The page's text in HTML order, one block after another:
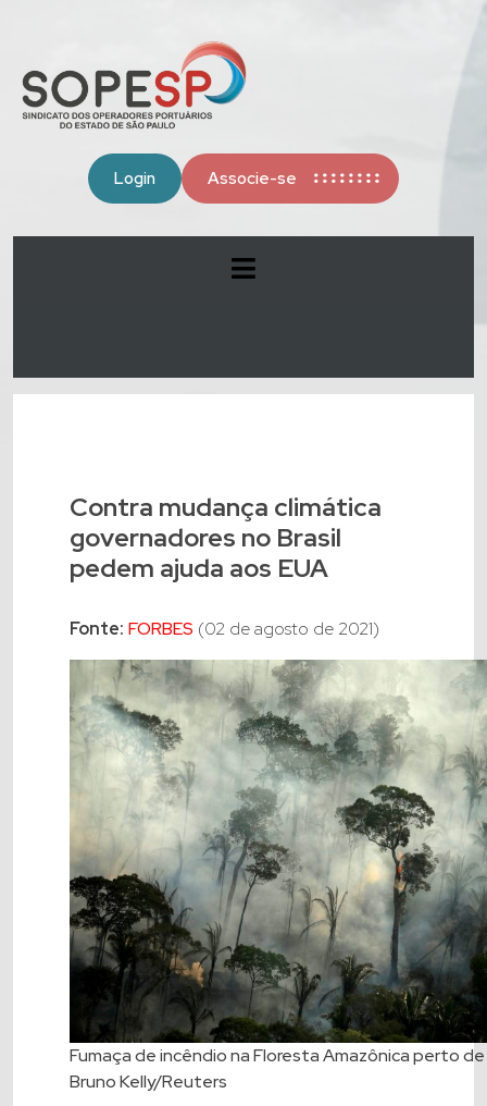
Login Associe-se
Contra mudança climática
governadores no Brasil
pedem ajuda aos EUA
Fonte: FORBES (02 de agosto de 2021)
Fumaça de incêndio na Floresta Amazônica perto
Bruno Kelly/Reuters